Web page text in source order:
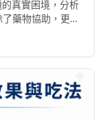
真實困境，分析
藥物協助，更強